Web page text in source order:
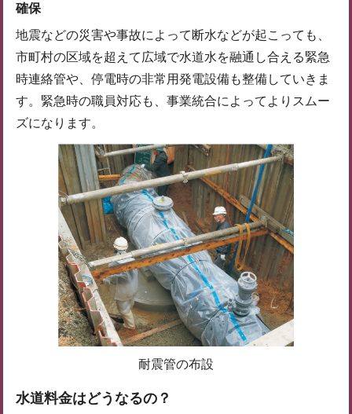
確保
地震などの災害や事故によって断水などが起こっても、
市町村の区域を超えて広域で水道水を融通し合える緊急
時連絡管や、停電時の非常用発電設備も整備していきま
す。緊急時の職員対応も、事業統合によってよりスムー
ズになります。
耐震管の布設
水道料金はどうなるの？